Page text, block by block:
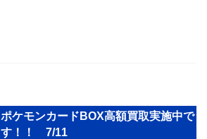
ポケモンカードBOX高額買取実施中で
す！！ 7/11